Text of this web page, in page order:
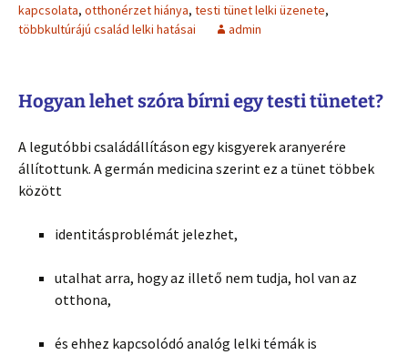
kapcsolata, otthonérzet hiánya, testi tünet lelki üzenete,
többkultúrájú család lelki hatásai
admin
Hogyan lehet szóra bírni egy testi tünetet?
A legutóbbi családállításon egy kisgyerek aranyerére
állítottunk. A germán medicina szerint ez a tünet többek
között
identitásproblémát jelezhet,
utalhat arra, hogy az illető nem tudja, hol van az
otthona,
és ehhez kapcsolódó analóg lelki témák is